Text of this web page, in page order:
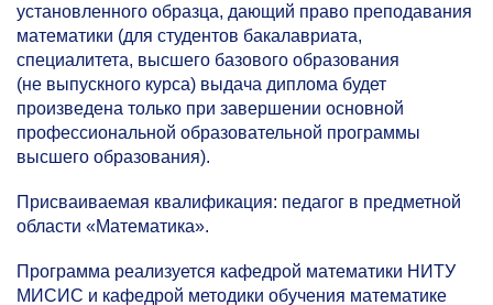
установленного образца, дающий право преподавания
математики (для студентов бакалавриата,
специалитета, высшего базового образования
(не выпускного курса) выдача диплома будет
произведена только при завершении основной
профессиональной образовательной программы
высшего образования).
Присваиваемая квалификация: педагог в предметной
области «Математика».
Программа реализуется кафедрой математики НИТУ
МИСИС и кафедрой методики обучения математике